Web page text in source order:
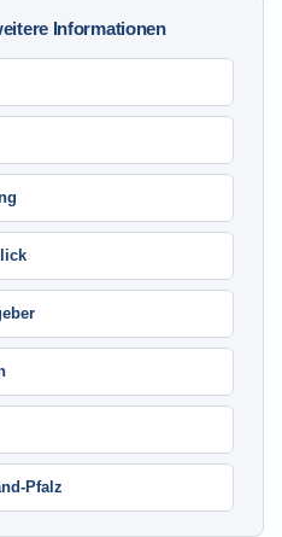
Informationen
Pfalz